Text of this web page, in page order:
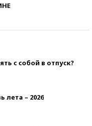
с собой в отпуск?
лета – 2026